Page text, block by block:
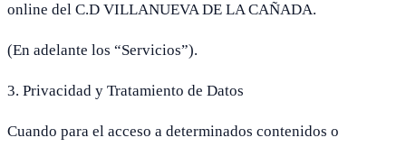
online del C.D VILLANUEVA DE LA CAÑADA.
(En adelante los “Servicios”).
3. Privacidad y Tratamiento de Datos
Cuando para el acceso a determinados contenidos o